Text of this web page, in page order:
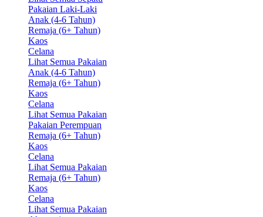
Pakaian Laki-Laki
Anak (4-6 Tahun)
Remaja (6+ Tahun)
Kaos
Celana
Lihat Semua Pakaian
Anak (4-6 Tahun)
Remaja (6+ Tahun)
Kaos
Celana
Lihat Semua Pakaian
Pakaian Perempuan
Remaja (6+ Tahun)
Kaos
Celana
Lihat Semua Pakaian
Remaja (6+ Tahun)
Kaos
Celana
Lihat Semua Pakaian